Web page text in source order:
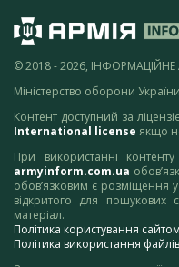
© 2018 - 2026,
Міністерство оборони України
Контент доступний за
International license якщо
При використанні
armyinform.com.ua
обов’язковим є розміщення
відкритого для пошукових
матеріал.
Політика користування
Політика використання